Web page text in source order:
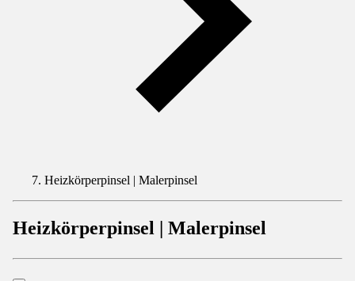
Heizkörperpinsel | Malerpinsel
Heizkörperpinsel | Malerpinsel